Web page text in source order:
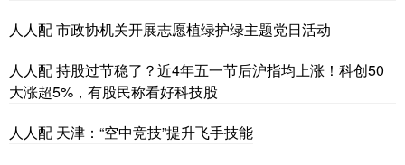
人人配 市政协机关开展志愿植绿护绿主题党日活动
人人配 持股过节稳了？近4年五一节后沪指均上涨！科创50
大涨超5%，有股民称看好科技股
人人配 天津：“空中竞技”提升飞手技能